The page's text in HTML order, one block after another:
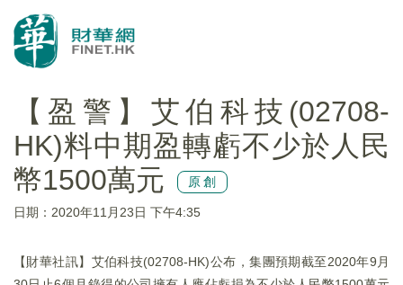
【盈警】艾伯科技(02708-
HK)料中期盈轉虧不少於人民
幣1500萬元
原創
日期：2020年11月23日 下午4:35
【財華社訊】艾伯科技(02708-HK)公布，集團預期截至2020年9月